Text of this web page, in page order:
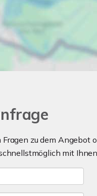
zu dem Angebot
mit